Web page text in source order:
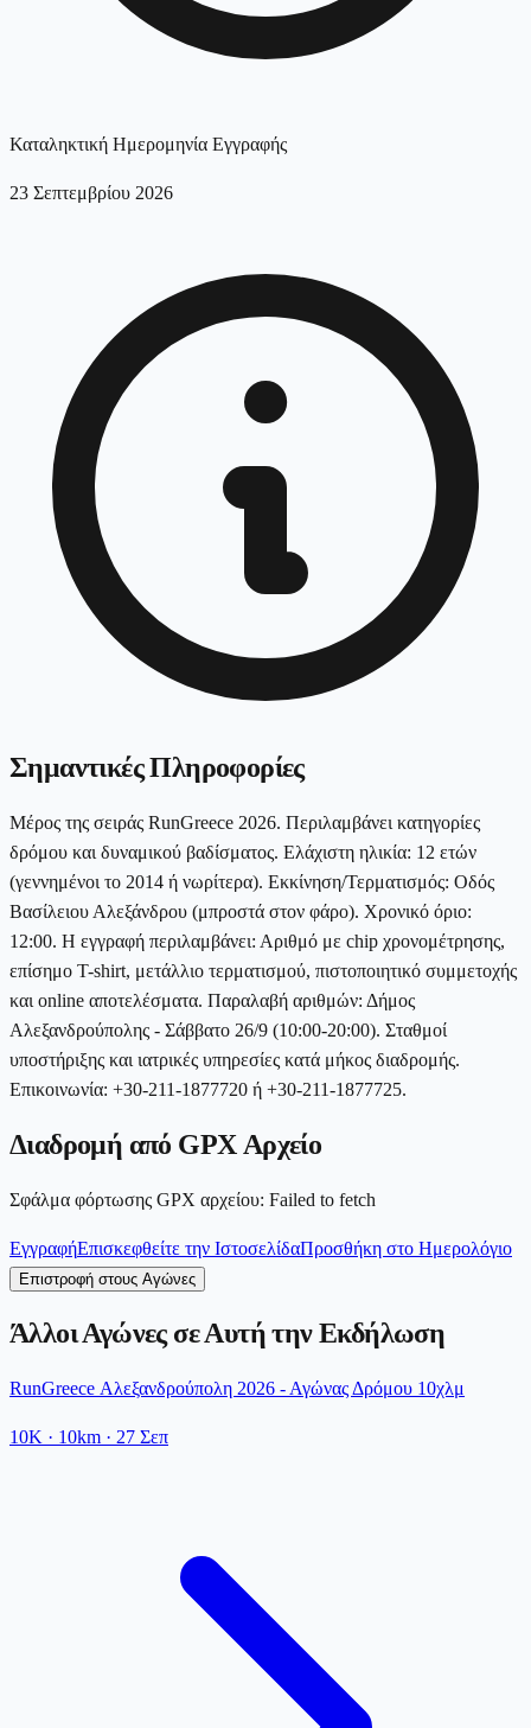
Καταληκτική Ημερομηνία Εγγραφής
23 Σεπτεμβρίου 2026
Σημαντικές Πληροφορίες
Μέρος της σειράς RunGreece 2026. Περιλαμβάνει κατηγορίες
δρόμου και δυναμικού βαδίσματος. Ελάχιστη ηλικία: 12 ετών
(γεννημένοι το 2014 ή νωρίτερα). Εκκίνηση/Τερματισμός: Οδός
Βασίλειου Αλεξάνδρου (μπροστά στον φάρο). Χρονικό όριο:
12:00. Η εγγραφή περιλαμβάνει: Αριθμό με chip χρονομέτρησης,
επίσημο T-shirt, μετάλλιο τερματισμού, πιστοποιητικό συμμετοχής
και online αποτελέσματα. Παραλαβή αριθμών: Δήμος
Αλεξανδρούπολης - Σάββατο 26/9 (10:00-20:00). Σταθμοί
υποστήριξης και ιατρικές υπηρεσίες κατά μήκος διαδρομής.
Επικοινωνία: +30-211-1877720 ή +30-211-1877725.
Διαδρομή από GPX Αρχείο
Σφάλμα φόρτωσης GPX αρχείου: Failed to fetch
ΕγγραφήΕπισκεφθείτε την ΙστοσελίδαΠροσθήκη στο Ημερολόγιο
Επιστροφή στους Αγώνες
Άλλοι Αγώνες σε Αυτή την Εκδήλωση
RunGreece Αλεξανδρούπολη 2026 - Αγώνας Δρόμου 10χλμ
10K · 10km · 27 Σεπ